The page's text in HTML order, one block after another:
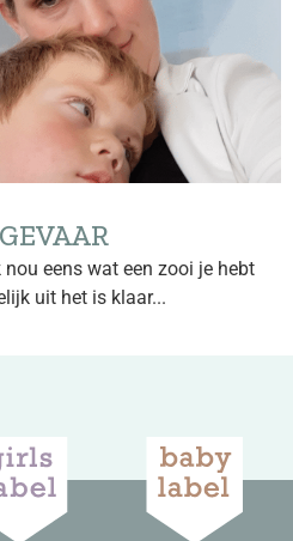
nou eens wat een zooi je hebt
uit het is klaar...